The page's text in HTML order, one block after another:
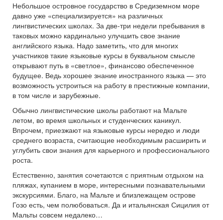
Небольшое островное государство в Средиземном море
давно уже «специализируется» на различных
лингвистических школах. За две-три недели пребывания в
таковых можно кардинально улучшить свое знание
английского языка. Надо заметить, что для многих
участников такие языковые курсы в буквальном смысле
открывают путь в «светлое», финансово обеспеченное
будущее. Ведь хорошее знание иностранного языка — это
возможность устроиться на работу в престижные компании,
в том числе и зарубежные.
Обычно лингвистические школы работают на Мальте
летом, во время школьных и студенческих каникул.
Впрочем, приезжают на языковые курсы нередко и люди
среднего возраста, считающие необходимым расширить и
углубить свои знания для карьерного и профессионального
роста.
Естественно, занятия сочетаются с приятным отдыхом на
пляжах, купанием в море, интересными познавательными
экскурсиями. Благо, на Мальте и близлежащем острове
Гозо есть, чем полюбоваться. Да и итальянская Сицилия от
Мальты совсем недалеко…